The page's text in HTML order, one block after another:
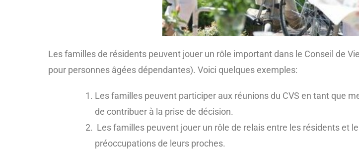
Les familles de résidents peuvent jouer un rôle important dans le Conseil de
pour personnes âgées dépendantes). Voici quelques exemples:
Les familles peuvent participer aux réunions du CVS en tant que
de contribuer à la prise de décision.
Les familles peuvent jouer un rôle de relais entre les résidents et
préoccupations de leurs proches.